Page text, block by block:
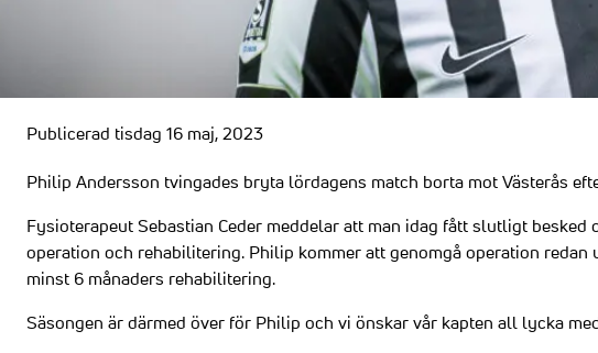
Publicerad tisdag 16 maj, 2023
Philip Andersson tvingades bryta lördagens match borta mot Västerås
Fysioterapeut Sebastian Ceder meddelar att man idag fått slutligt
operation och rehabilitering. Philip kommer att genomgå operation redan
minst 6 månaders rehabilitering.
Säsongen är därmed över för Philip och vi önskar vår kapten all lycka